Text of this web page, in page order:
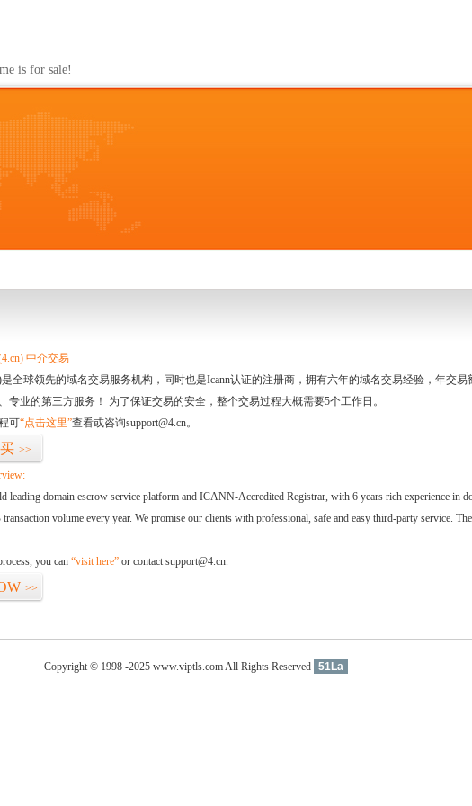
is for sale!
中介交易
是全球领先的域名交易服务机构，同时也是Icann认证的注册商，拥有六年的域名交易经验，年交
专业的第三方服务！ 为了保证交易的安全，整个交易过程大概需要5个工作日。
可“点击这里”查看或咨询support@4.cn。
>>
leading domain escrow service platform and ICANN-Accredited Registrar, with 6 years rich experience in
volume every year. We promise our clients with professional, safe and easy third-party service.
you can “visit here” or contact support@4.cn.
>>
Copyright © 1998 -2025 www.viptls.com All Rights Reserved 51La